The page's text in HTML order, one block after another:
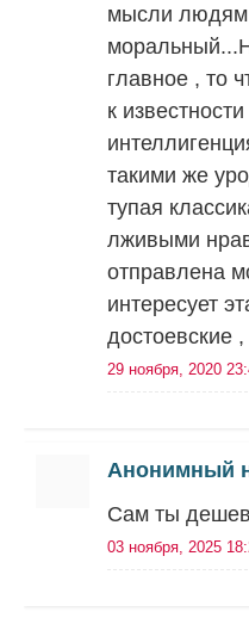
мысли людям
главное , то
к
такими же
тупая
лживыми
отправлена
интересует
достоевские
29 ноября, 2020
Анонимный
Сам ты
03 ноября, 2025